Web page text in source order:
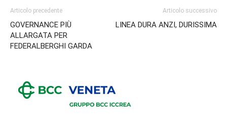
Articolo precedente
GOVERNANCE PIÙ
ALLARGATA PER
FEDERALBERGHI GARDA
Articolo successivo
LINEA DURA ANZI, DURISSIMA